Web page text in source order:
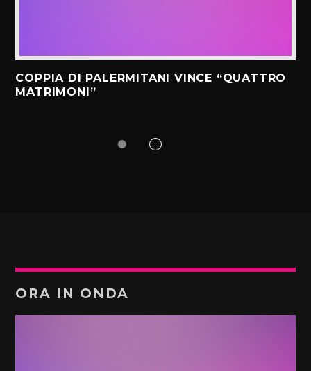
COPPIA DI PALERMITANI VINCE “QUATTRO
MATRIMONI”
ORA IN ONDA